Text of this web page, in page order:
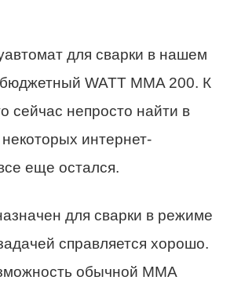
для сварки в нашем
WATT MMA 200. К
сейчас непросто найти в
интернет-
еще остался.
для сварки в режиме
справляется хорошо.
обычной ММА